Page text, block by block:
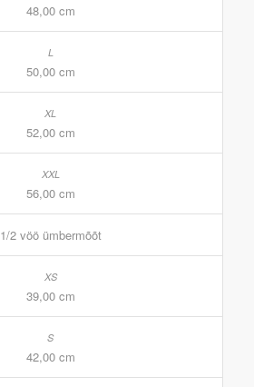
48,00 cm
50,00 cm
52,00 cm
56,00 cm
1/2 vöö ümbermõõt
39,00 cm
42,00 cm